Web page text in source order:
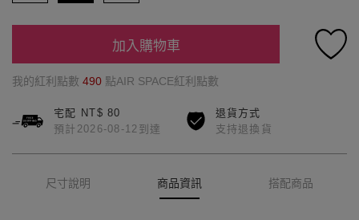
加入購物車
我的紅利點數 490 點AIR SPACE紅利點數
宅配 NT$ 80
預計2026-08-12到達
退貨方式
支持退換貨
尺寸說明 商品資訊 搭配商品